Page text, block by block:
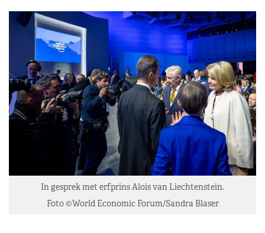
In gesprek met erfprins Alois van Liechtenstein.
Foto ©World Economic Forum/Sandra Blaser